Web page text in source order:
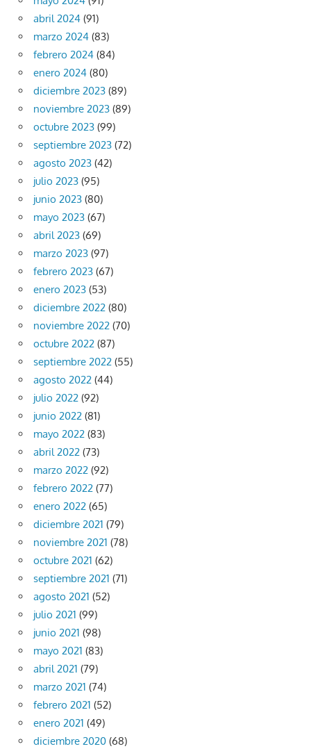
abril 2024 (91)
marzo 2024 (83)
febrero 2024 (84)
enero 2024 (80)
diciembre 2023 (89)
noviembre 2023 (89)
octubre 2023 (99)
septiembre 2023 (72)
agosto 2023 (42)
julio 2023 (95)
junio 2023 (80)
mayo 2023 (67)
abril 2023 (69)
marzo 2023 (97)
febrero 2023 (67)
enero 2023 (53)
diciembre 2022 (80)
noviembre 2022 (70)
octubre 2022 (87)
septiembre 2022 (55)
agosto 2022 (44)
julio 2022 (92)
junio 2022 (81)
mayo 2022 (83)
abril 2022 (73)
marzo 2022 (92)
febrero 2022 (77)
enero 2022 (65)
diciembre 2021 (79)
noviembre 2021 (78)
octubre 2021 (62)
septiembre 2021 (71)
agosto 2021 (52)
julio 2021 (99)
junio 2021 (98)
mayo 2021 (83)
abril 2021 (79)
marzo 2021 (74)
febrero 2021 (52)
enero 2021 (49)
diciembre 2020 (68)